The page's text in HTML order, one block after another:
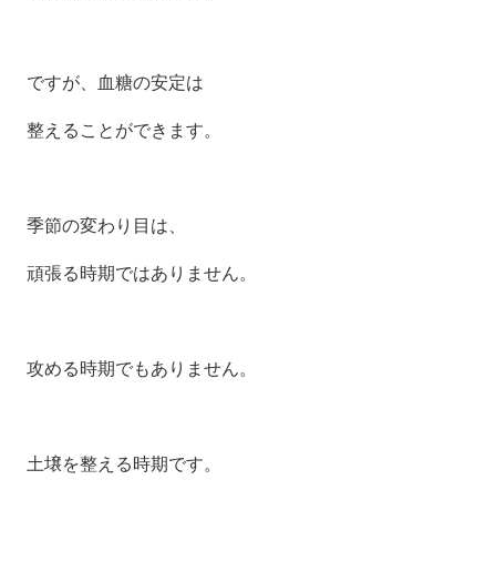
ですが、血糖の安定は
整えることができます。
季節の変わり目は、
頑張る時期ではありません。
攻める時期でもありません。
土壌を整える時期です。